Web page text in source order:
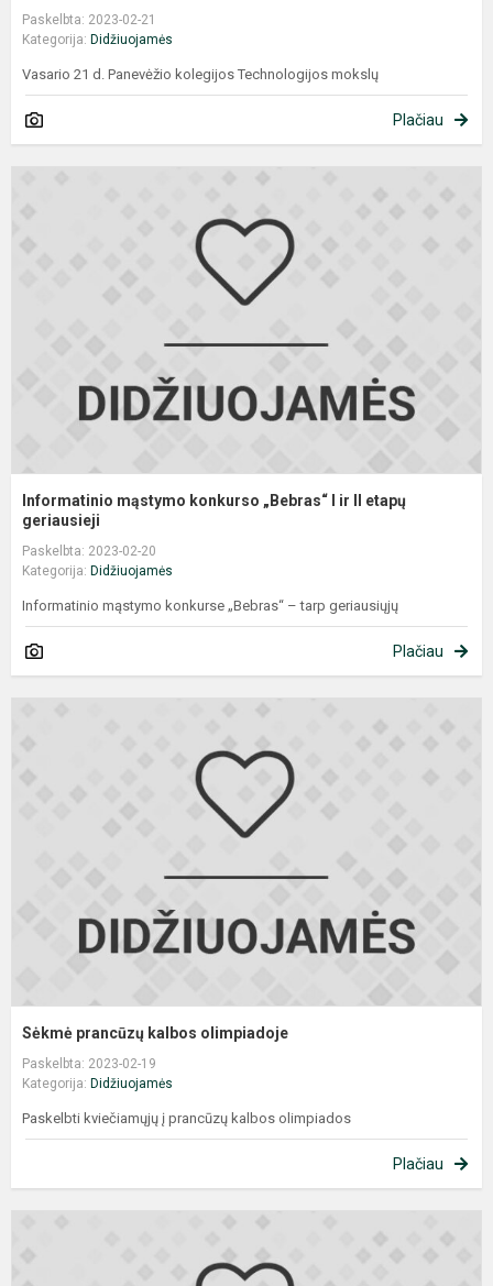
Paskelbta: 2023-02-21
Kategorija: Didžiuojamės
Vasario 21 d. Panevėžio kolegijos Technologijos mokslų
Plačiau
Informatinio mąstymo konkurso „Bebras“ I ir II etapų
geriausieji
Paskelbta: 2023-02-20
Kategorija: Didžiuojamės
Informatinio mąstymo konkurse „Bebras“ – tarp geriausiųjų
Plačiau
Sėkmė prancūzų kalbos olimpiadoje
Paskelbta: 2023-02-19
Kategorija: Didžiuojamės
Paskelbti kviečiamųjų į prancūzų kalbos olimpiados
Plačiau